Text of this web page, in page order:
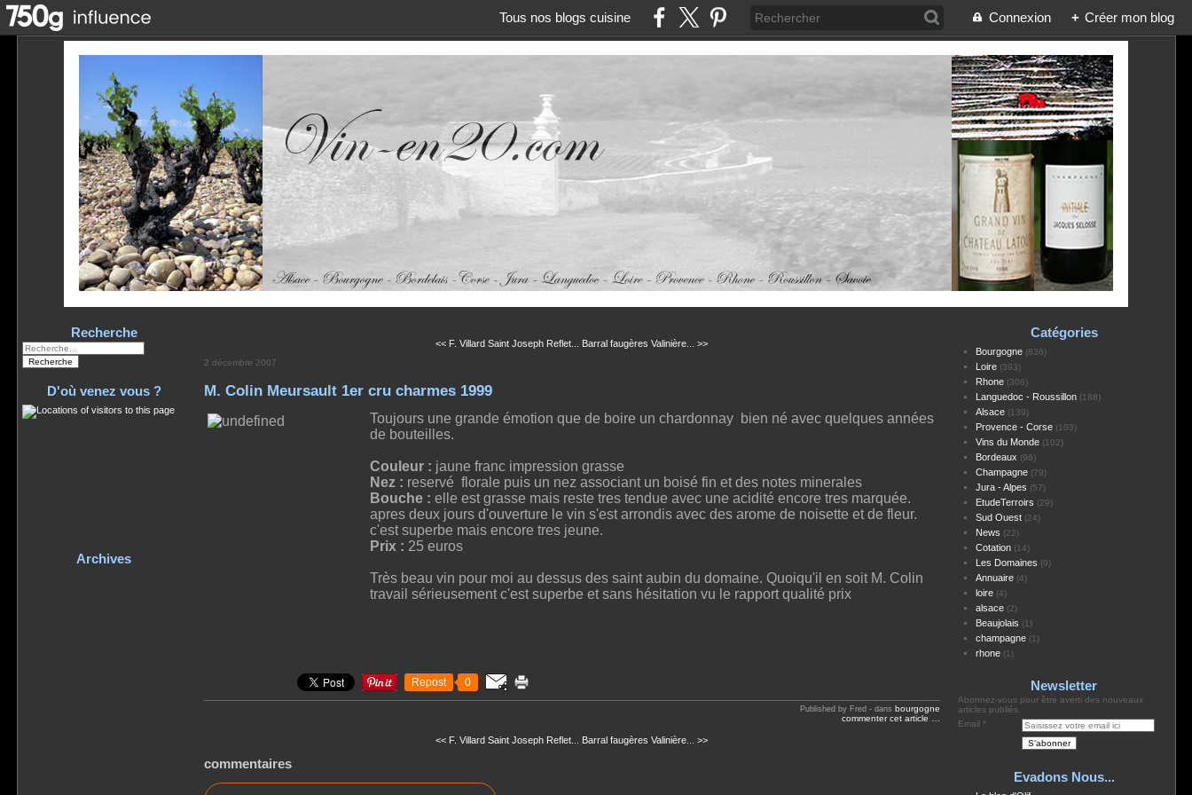
Tous nos blogs cuisine Connexion + Créer mon blog
Recherche
D'où venez vous ?
Archives
<< F. Villard Saint Joseph Reflet... Barral faugères Valinière... >>
2 décembre 2007
M. Colin Meursault 1er cru charmes 1999
Toujours une grande émotion que de boire un chardonnay bien né avec quelques années
de bouteilles.
Couleur : jaune franc impression grasse
Nez : reservé florale puis un nez associant un boisé fin et des notes minerales
Bouche : elle est grasse mais reste tres tendue avec une acidité encore tres marquée.
apres deux jours d'ouverture le vin s'est arrondis avec des arome de noisette et de fleur.
c'est superbe mais encore tres jeune.
Prix : 25 euros
Très beau vin pour moi au dessus des saint aubin du domaine. Quoiqu'il en soit M. Colin
travail sérieusement c'est superbe et sans hésitation vu le rapport qualité prix
Repost 0
Published by Fred -dans bourgogne
commenter cet article
<< F. Villard Saint Joseph Reflet... Barral faugères Valinière... >>
commentaires
Catégories
Bourgogne(836)
Loire(393)
Rhone(306)
Languedoc - Roussillon(188)
Alsace(139)
Provence - Corse(103)
Vins du Monde(102)
Bordeaux (96)
Champagne(79)
Jura - Alpes (57)
EtudeTerroirs (29)
Sud Ouest(24)
News (22)
Cotation(14)
Les Domaines (9)
Annuaire(4)
loire(4)
alsace(2)
Beaujolais (1)
champagne(1)
rhone(1)
Newsletter
Abonnez-vous pour être averti des nouveaux
articles publiés.
Email
Evadons Nous...